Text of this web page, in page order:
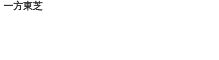
一方東芝